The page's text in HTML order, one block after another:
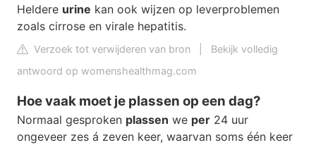
Heldere urine kan ook wijzen op leverproblemen
zoals cirrose en virale hepatitis.
Verzoek tot verwijderen van bron
Bekijk volledig
antwoord op womenshealthmag.com
Hoe vaak moet je plassen op een dag?
Normaal gesproken plassen we per 24 uur
ongeveer zes á zeven keer, waarvan soms één keer